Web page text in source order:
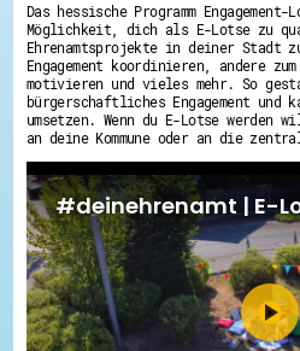
Das hessische Programm
Möglichkeit, dich als E-Lotse zu
Ehrenamtsprojekte in deiner Stadt
Engagement koordinieren, andere
motivieren und vieles mehr. So
bürgerschaftliches Engagement
umsetzen. Wenn du E-Lotse werden
an deine Kommune oder an die